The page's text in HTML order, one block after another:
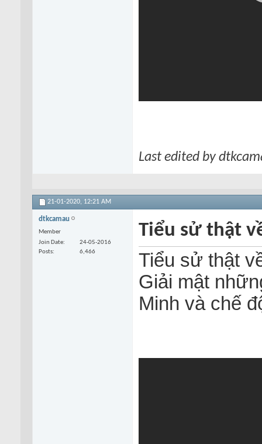
Last edited by
21-01-2020, 12:21 AM
dtkcamau
Member
Join Date
24-05-2016
Posts
6,466
Tiểu sử thật
Tiểu sử thật
Giải mật
Minh và chế